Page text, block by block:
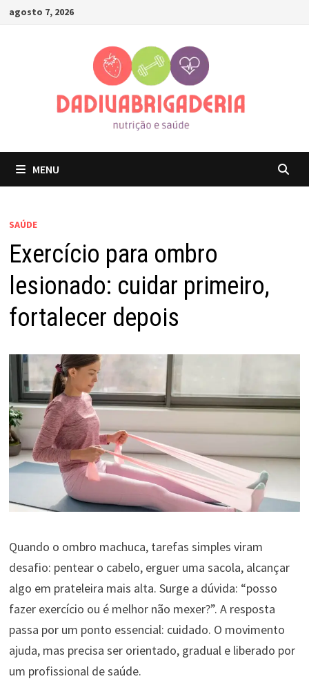
Skipagosto 7, 2026
MENU
SAÚDE
Exercício para ombro
lesionado: cuidar primeiro,
fortalecer depois
Quando o ombro machuca, tarefas simples viram
desafio: pentear o cabelo, erguer uma sacola, alcançar
algo em prateleira mais alta. Surge a dúvida: “posso
fazer exercício ou é melhor não mexer?”. A resposta
passa por um ponto essencial: cuidado. O movimento
ajuda, mas precisa ser orientado, gradual e liberado por
um profissional de saúde.